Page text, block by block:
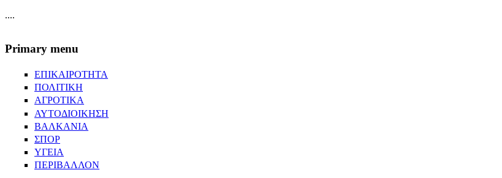
....
Primary menu
ΕΠΙΚΑΙΡΟΤΗΤΑ
ΠΟΛΙΤΙΚΗ
ΑΓΡΟΤΙΚΑ
ΑΥΤΟΔΙΟΙΚΗΣΗ
ΒΑΛΚΑΝΙΑ
ΣΠΟΡ
ΥΓΕΙΑ
ΠΕΡΙΒΑΛΛΟΝ